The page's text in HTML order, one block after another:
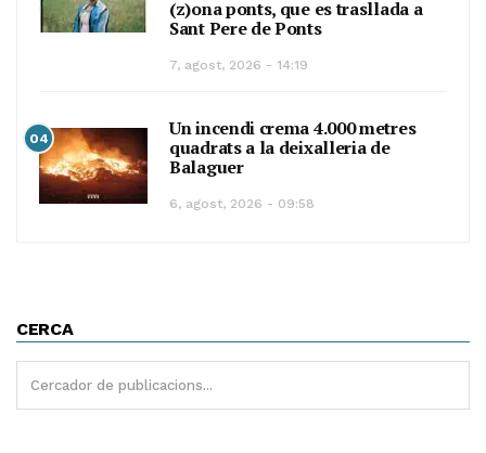
(z)ona ponts, que es trasllada a
Sant Pere de Ponts
7, agost, 2026 - 14:19
04
Un incendi crema 4.000 metres
quadrats a la deixalleria de
Balaguer
6, agost, 2026 - 09:58
CERCA